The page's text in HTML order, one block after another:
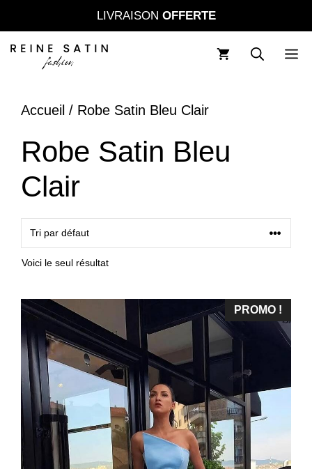
au
contenu
LIVRAISON OFFERTE
Accueil / Robe Satin Bleu Clair
Robe Satin Bleu
Clair
Voici le seul résultat
PROMO !